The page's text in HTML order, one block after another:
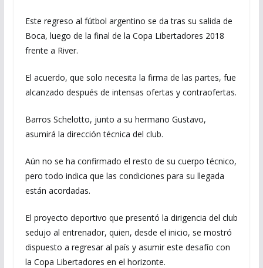
Este regreso al fútbol argentino se da tras su salida de
Boca, luego de la final de la Copa Libertadores 2018
frente a River.
El acuerdo, que solo necesita la firma de las partes, fue
alcanzado después de intensas ofertas y contraofertas.
Barros Schelotto, junto a su hermano Gustavo,
asumirá la dirección técnica del club.
Aún no se ha confirmado el resto de su cuerpo técnico,
pero todo indica que las condiciones para su llegada
están acordadas.
El proyecto deportivo que presentó la dirigencia del club
sedujo al entrenador, quien, desde el inicio, se mostró
dispuesto a regresar al país y asumir este desafío con
la Copa Libertadores en el horizonte.